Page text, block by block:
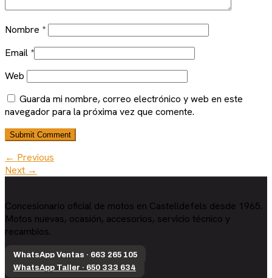
Nombre *
Email *
Web
Guarda mi nombre, correo electrónico y web en este
navegador para la próxima vez que comente.
← Previous
Next →
Concesionario oficial de motos en Castelldefels desde 1965.
Motos nuevas, ocasión, accesorios, servicio técnico y
recambios.
WhatsApp Ventas · 663 265 105
WhatsApp Taller · 650 333 634